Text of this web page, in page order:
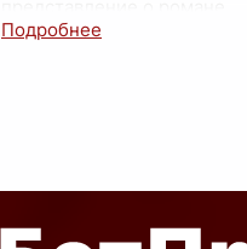
как жанре, – "Евгений
Онегин". Это не просто